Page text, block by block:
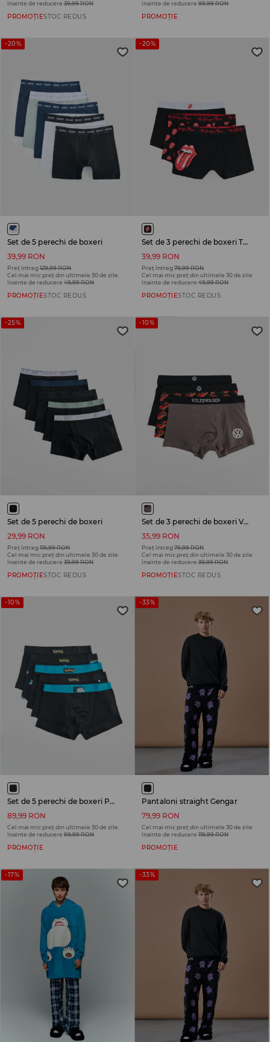
înainte de reducere 39,99 RON
PROMOȚIESTOC REDUS
înainte de reducere 99,99 RON
PROMOȚIE
-20%
Set de 5 perechi de boxeri
39,99 RON
Preț întreg129,99 RON
Cel mai mic preț din ultimele 30 de zile
înainte de reducere 49,99 RON
PROMOȚIESTOC REDUS
-20%
Set de 3 perechi de boxeri The Rolling Stones
39,99 RON
Preț întreg79,99 RON
Cel mai mic preț din ultimele 30 de zile
înainte de reducere 49,99 RON
PROMOȚIESTOC REDUS
-25%
Set de 5 perechi de boxeri
29,99 RON
Preț întreg119,99 RON
Cel mai mic preț din ultimele 30 de zile
înainte de reducere 39,99 RON
PROMOȚIESTOC REDUS
-10%
Set de 3 perechi de boxeri Volkswagen
35,99 RON
Preț întreg79,99 RON
Cel mai mic preț din ultimele 30 de zile
înainte de reducere 39,99 RON
PROMOȚIESTOC REDUS
-10%
Set de 5 perechi de boxeri Pokémon
89,99 RON
Cel mai mic preț din ultimele 30 de zile
înainte de reducere 99,99 RON
PROMOȚIE
-33%
Pantaloni straight Gengar
79,99 RON
Cel mai mic preț din ultimele 30 de zile
înainte de reducere 119,99 RON
PROMOȚIE
-17% -33%